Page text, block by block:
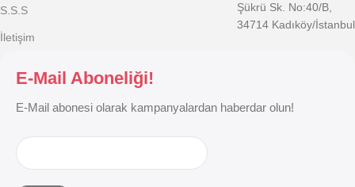
S.S.S
İletişim
Şükrü Sk. No:40/B,
34714 Kadıköy/İstanbul
E-Mail Aboneliği!
E-Mail abonesi olarak kampanyalardan haberdar olun!